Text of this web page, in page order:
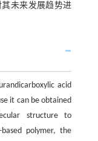
未来发展趋势进
acid
it can be obtained
structure to
polymer, the